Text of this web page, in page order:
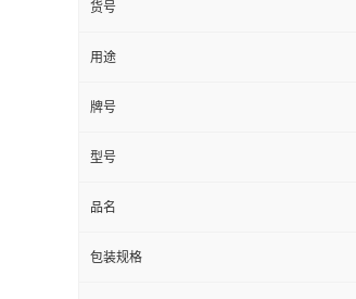
货号
用途
牌号
型号
品名
包装规格